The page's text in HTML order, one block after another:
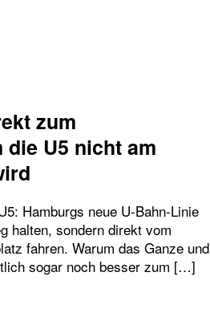
zum
U5 nicht am
Hamburgs neue U-Bahn-Linie
halten, sondern direkt vom
fahren. Warum das Ganze und
sogar noch besser zum […]